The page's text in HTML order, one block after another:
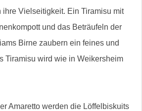
ihre Vielseitigkeit. Ein Tiramisu mit
und das Beträufeln der
Birne zaubern ein feines und
Tiramisu wird wie in Weikersheim
Amaretto werden die Löffelbiskuits